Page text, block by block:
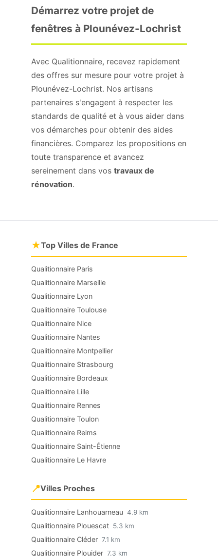
Démarrez votre projet de
fenêtres à Plounévez-Lochrist
Avec Qualitionnaire, recevez rapidement
des offres sur mesure pour votre projet à
Plounévez-Lochrist. Nos artisans
partenaires s'engagent à respecter les
standards de qualité et à vous aider dans
vos démarches pour obtenir des aides
financières. Comparez les propositions en
toute transparence et avancez
sereinement dans vos travaux de
rénovation.
★Top Villes de France
Qualitionnaire Paris
Qualitionnaire Marseille
Qualitionnaire Lyon
Qualitionnaire Toulouse
Qualitionnaire Nice
Qualitionnaire Nantes
Qualitionnaire Montpellier
Qualitionnaire Strasbourg
Qualitionnaire Bordeaux
Qualitionnaire Lille
Qualitionnaire Rennes
Qualitionnaire Toulon
Qualitionnaire Reims
Qualitionnaire Saint-Étienne
Qualitionnaire Le Havre
📍Villes Proches
Qualitionnaire Lanhouarneau 4.9 km
Qualitionnaire Plouescat 5.3 km
Qualitionnaire Cléder 7.1 km
Qualitionnaire Plouider 7.3 km